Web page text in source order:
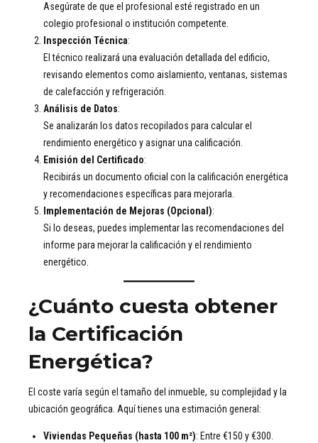
Asegúrate de que el profesional esté registrado en un
colegio profesional o institución competente.
Inspección Técnica:
El técnico realizará una evaluación detallada del edificio,
revisando elementos como aislamiento, ventanas, sistemas
de calefacción y refrigeración.
Análisis de Datos:
Se analizarán los datos recopilados para calcular el
rendimiento energético y asignar una calificación.
Emisión del Certificado:
Recibirás un documento oficial con la calificación energética
y recomendaciones específicas para mejorarla.
Implementación de Mejoras (Opcional):
Si lo deseas, puedes implementar las recomendaciones del
informe para mejorar la calificación y el rendimiento
energético.
¿Cuánto cuesta obtener
la Certificación
Energética?
El coste varía según el tamaño del inmueble, su complejidad y la
ubicación geográfica. Aquí tienes una estimación general:
Viviendas Pequeñas (hasta 100 m²): Entre €150 y €300.